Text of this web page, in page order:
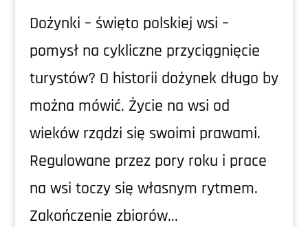
Dożynki – święto polskiej wsi –
pomysł na cykliczne przyciągnięcie
turystów? O historii dożynek długo by
można mówić. Życie na wsi od
wieków rządzi się swoimi prawami.
Regulowane przez pory roku i prace
na wsi toczy się własnym rytmem.
Zakończenie zbiorów...